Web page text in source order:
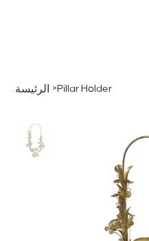
الرئيسة >Pillar Holder